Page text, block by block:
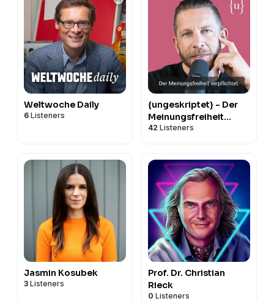
Weltwoche Daily
6 Listeners
{ungeskriptet} - Der
Meinungsfreiheit
verpflichtet.
42 Listeners
Jasmin Kosubek
3 Listeners
Prof. Dr. Christian
Rieck
0 Listeners